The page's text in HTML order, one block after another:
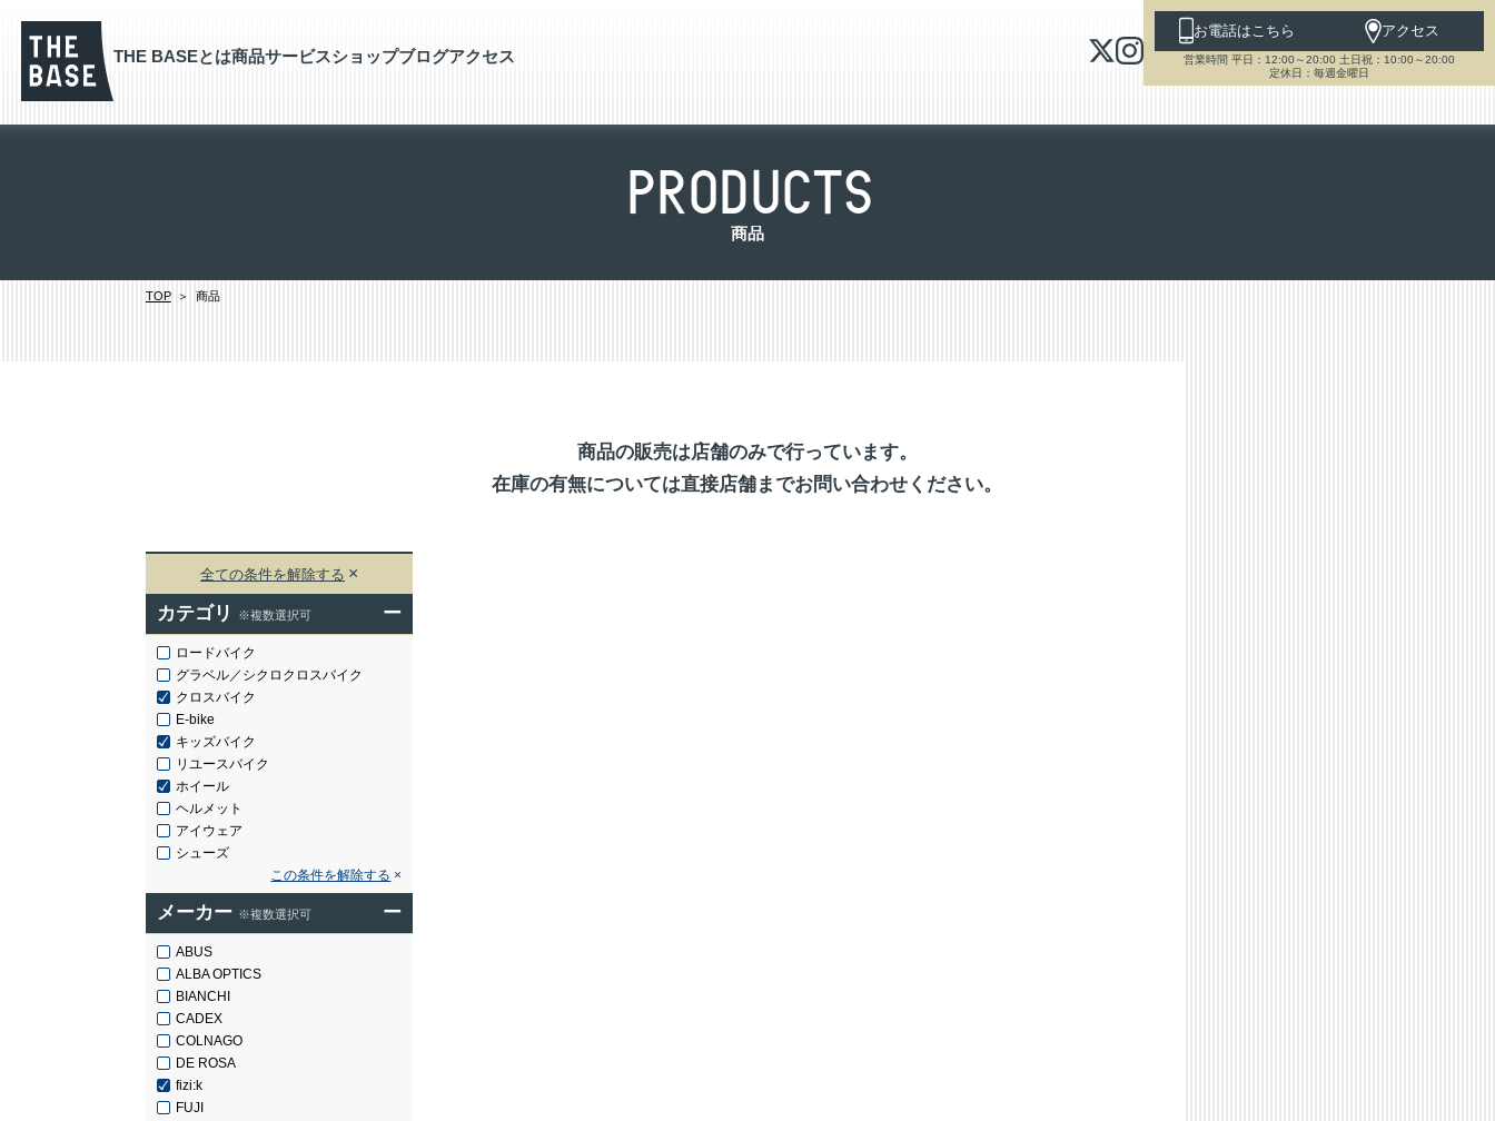
THE BASEとは商品サービスショップブログアクセス
お電話はこちら アクセス
営業時間 平日：12:00～20:00 土日祝：10:00～20:00
定休日：毎週金曜日
PRODUCTS
商品
TOP 商品
商品の販売は店舗のみで行っています。
在庫の有無については直接店舗までお問い合わせください。
全ての条件を解除する
カテゴリ ※複数選択可 ー
ロードバイク
グラベル／シクロクロスバイク
クロスバイク
E-bike
キッズバイク
リユースバイク
ホイール
ヘルメット
アイウェア
シューズ
この条件を解除する
メーカー ※複数選択可 ー
ABUS
ALBA OPTICS
BIANCHI
CADEX
COLNAGO
DE ROSA
fizi:k
FUJI